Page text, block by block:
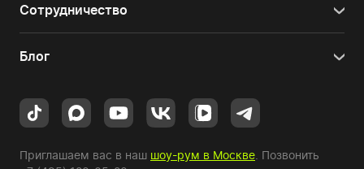
Сотрудничество
Блог
Приглашаем вас в наш шоу-рум в Москве . Позвонить